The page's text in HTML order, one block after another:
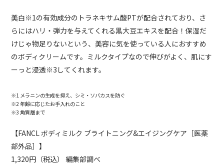
美白※1の有効成分のトラネキサム酸PTが配合されており、さ
らにはハリ・弾力を与えてくれる黒大豆エキスを配合！保湿だ
けじゃ物足りないという、美容に気を使っている人におすすめ
のボディクリームです。ミルクタイプなので伸びがよく、肌にす
ーっと浸透※3してくれます。
※1 メラニンの生成を抑え、シミ・ソバカスを防ぐ
※2 年齢に応じたお手入れのこと
※3 角質層まで
【FANCL ボディミルク ブライトニング&エイジングケア［医薬
部外品］】
1,320円（税込） 編集部調べ